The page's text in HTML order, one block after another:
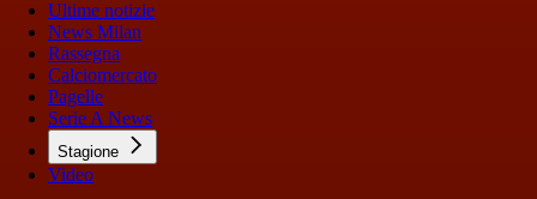
Ultime notizie
News Milan
Rassegna
Calciomercato
Pagelle
Serie A News
Stagione
Video